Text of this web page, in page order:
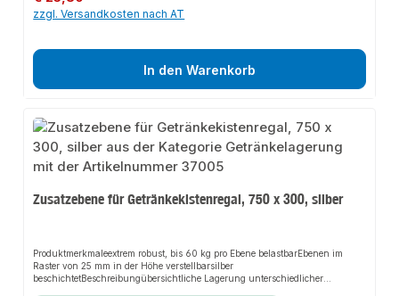
zzgl. Versandkosten nach AT
In den Warenkorb
Zusatzebene für Getränkekistenregal, 750 x 300, silber
Produktmerkmaleextrem robust, bis 60 kg pro Ebene belastbarEbenen im
Raster von 25 mm in der Höhe verstellbarsilber
beschichtetBeschreibungübersichtliche Lagerung unterschiedlicher